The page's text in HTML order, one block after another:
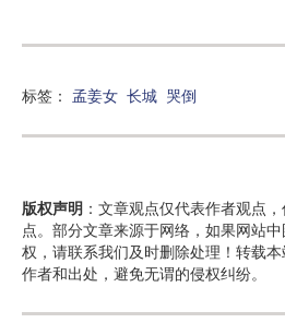
标签： 孟姜女 长城 哭倒
版权声明 ：文章观点仅代表作者观点
点。部分文章来源于网络，如果网站
权，请联系我们及时删除处理！转载本
作者和出处，避免无谓的侵权纠纷。